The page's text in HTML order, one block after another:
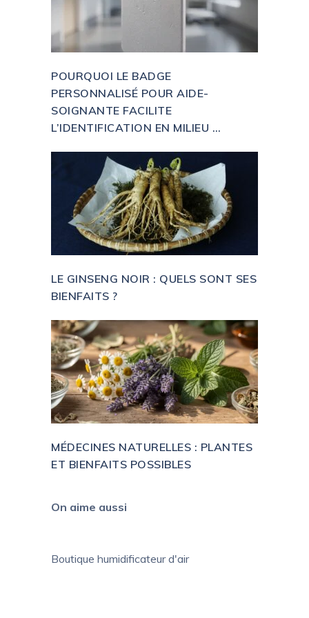
POURQUOI LE BADGE
PERSONNALISÉ POUR AIDE-
SOIGNANTE FACILITE
L’IDENTIFICATION EN MILIEU …
LE GINSENG NOIR : QUELS SONT SES
BIENFAITS ?
MÉDECINES NATURELLES : PLANTES
ET BIENFAITS POSSIBLES
On aime aussi
Boutique humidificateur d'air